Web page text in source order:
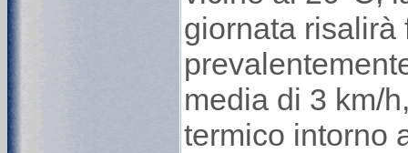
giornata risalirà
media di 3 km/
termico intorno